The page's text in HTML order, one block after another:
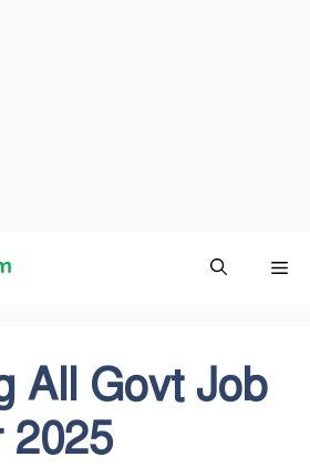
All Govt Job
2025